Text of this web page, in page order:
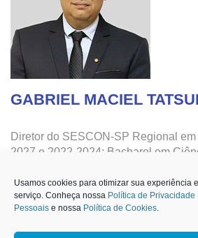
Usamos cookies para otimizar sua experiência
serviço. Conheça nossa Política de
Pessoais e nossa Política de Cookies.
GABRIEL MACIEL
Diretor do SESCON-SP Regional
2027 e 2022-2024; Bacharel em
REGIÃO DE ATUAÇÃO